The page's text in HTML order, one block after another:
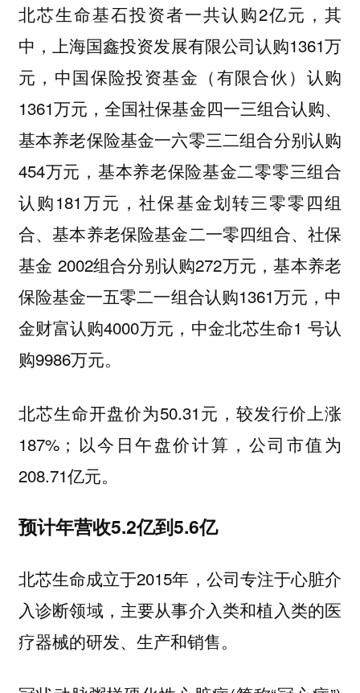
北芯生命基石投资者一共认购2亿元，其
中，上海国鑫投资发展有限公司认购1361万
元，中国保险投资基金（有限合伙）认购
1361万元，全国社保基金四一三组合认购、
基本养老保险基金一六零三二组合分别认购
454万元，基本养老保险基金二零零三组合
认购181万元，社保基金划转三零零四组
合、基本养老保险基金二一零四组合、社保
基金 2002组合分别认购272万元，基本养老
保险基金一五零二一组合认购1361万元，中
金财富认购4000万元，中金北芯生命1 号认
购9986万元。
北芯生命开盘价为50.31元，较发行价上涨
187%；以今日午盘价计算，公司市值为
208.71亿元。
预计年营收5.2亿到5.6亿
北芯生命成立于2015年，公司专注于心脏介
入诊断领域，主要从事介入类和植入类的医
疗器械的研发、生产和销售。